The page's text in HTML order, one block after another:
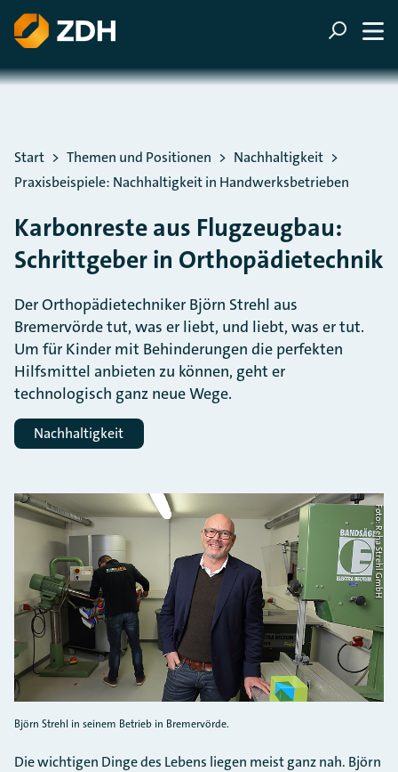
ZUM HAUPTINHALT SPRINGEN
ZUR SUCHE SPRINGEN
Sie befinden sich hier:
Start Themen und Positionen
Nachhaltigkeit
Praxisbeispiele: Nachhaltigkeit in Handwerksbetrieben
Karbonreste aus Flugzeugbau:
Schrittgeber in Orthopädietechnik
Der Orthopädietechniker Björn Strehl aus
Bremervörde tut, was er liebt, und liebt, was er tut.
Um für Kinder mit Behinderungen die perfekten
Hilfsmittel anbieten zu können, geht er
technologisch ganz neue Wege.
Nachhaltigkeit
Björn Strehl in seinem Betrieb in Bremervörde.
Foto: Reha Strehl GmbH
Die wichtigen Dinge des Lebens liegen meist ganz nah. Björn